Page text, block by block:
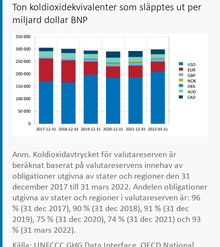
Ton koldioxidekvivalenter som släpptes ut per
miljard dollar BNP
Anm. Koldioxidavtrycket för valutareserven är
beräknat baserat på valutareservens innehav av
obligationer utgivna av stater och regioner den 31
december 2017 till 31 mars 2022. Andelen obligationer
utgivna av stater och regioner i valutareserven är: 96
% (31 dec 2017), 90 % (31 dec 2018), 91 % (31 dec
2019), 75 % (31 dec 2020), 74 % (31 dec 2021) och 93
% (31 mars 2022).